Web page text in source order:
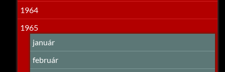
1964
1965
január
február